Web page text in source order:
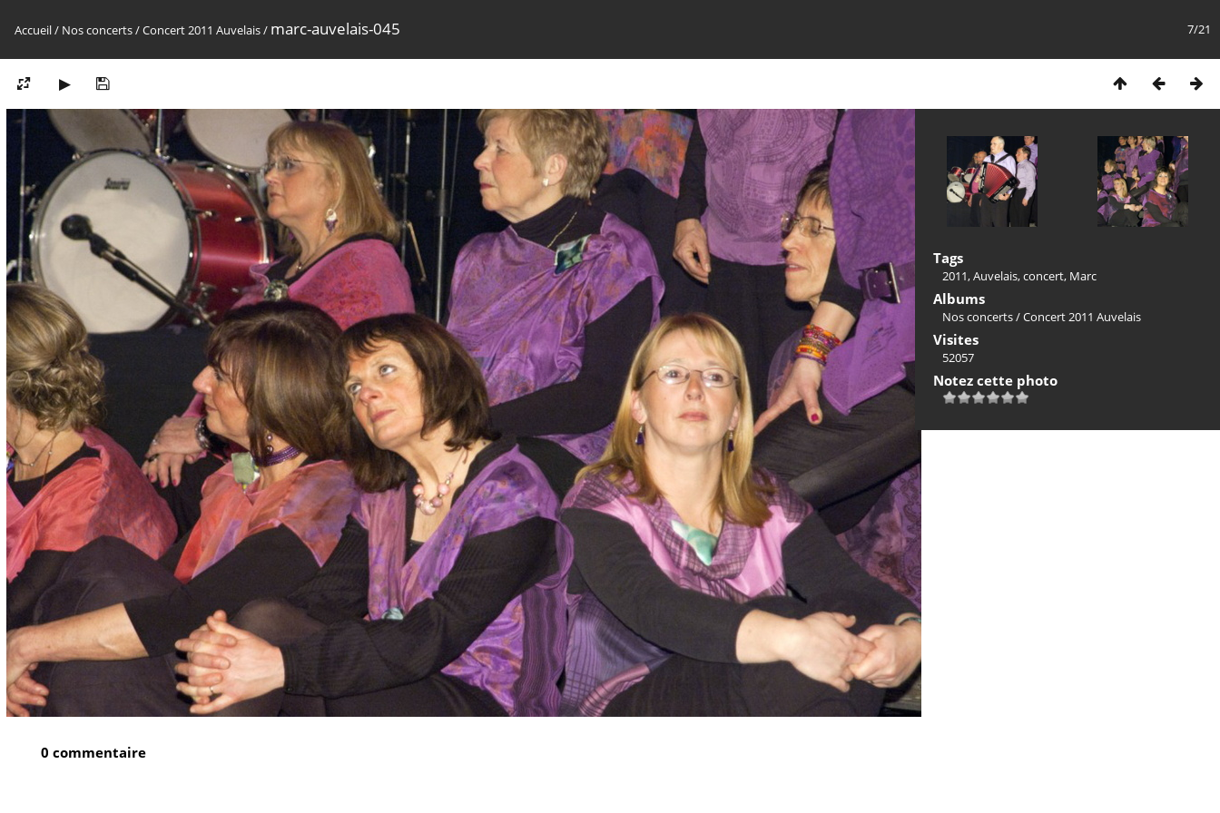
7/21
Accueil/ Nos concerts/Concert 2011 Auvelais/ marc-auvelais-045
Tags
2011,Auvelais,concert, Marc
Albums
Nos concerts/Concert 2011 Auvelais
Visites
52057
Notez cette photo
0 commentaire